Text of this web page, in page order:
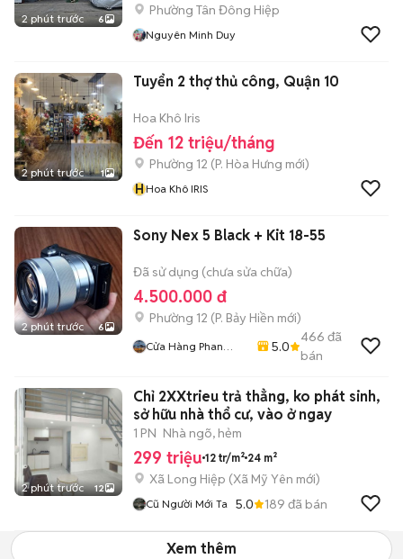
2 phút trước 6
Phường Tân Đông Hiệp
Nguyên Minh Duy
2 phút trước 1
Tuyển 2 thợ thủ công, Quận 10
Hoa Khô Iris
Đến 12 triệu/tháng
Phường 12 (P. Hòa Hưng mới)
HHoa Khô IRIS
2 phút trước 6
Sony Nex 5 Black + Kit 18-55
Đã sử dụng (chưa sửa chữa)
4.500.000 đ
Phường 12 (P. Bảy Hiền mới)
Cửa Hàng Phan
5.0
466 đã
bán
2 phút trước 12
Chỉ 2XXtrieu trả thẳng, ko phát sinh,
sở hữu nhà thổ cư, vào ở ngay
1 PN Nhà ngõ, hẻm
299 triệu 12 tr/m² 24 m²
Xã Long Hiệp (Xã Mỹ Yên mới)
Cũ Người Mới Ta 5.0 189 đã bán
Xem thêm